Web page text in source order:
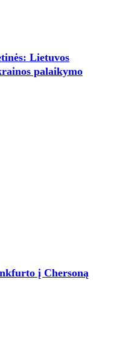
Lietuvos
palaikymo
į Chersoną